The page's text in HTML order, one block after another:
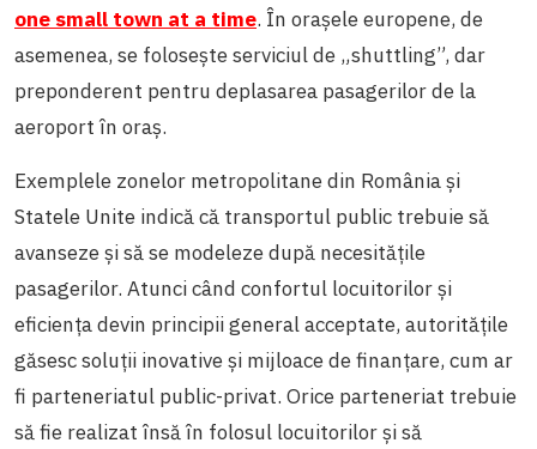
one small town at a time. În orașele europene, de
asemenea, se folosește serviciul de „shuttling”, dar
preponderent pentru deplasarea pasagerilor de la
aeroport în oraș.
Exemplele zonelor metropolitane din România și
Statele Unite indică că transportul public trebuie să
avanseze și să se modeleze după necesitățile
pasagerilor. Atunci când confortul locuitorilor și
eficiența devin principii general acceptate, autoritățile
găsesc soluții inovative și mijloace de finanțare, cum ar
fi parteneriatul public-privat. Orice parteneriat trebuie
să fie realizat însă în folosul locuitorilor și să